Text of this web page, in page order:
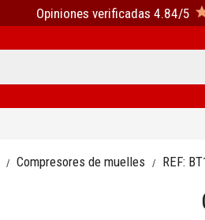
Opiniones verificadas 4.84/5
Compresores de muelles REF: